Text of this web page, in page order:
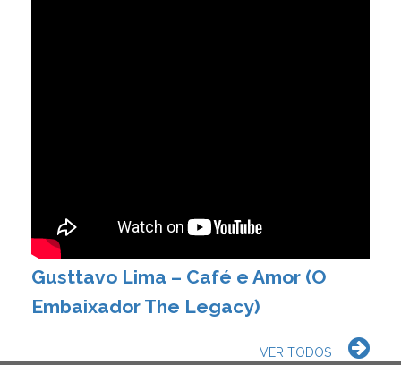
Gusttavo Lima – Café e Amor (O
Embaixador The Legacy)
VER TODOS